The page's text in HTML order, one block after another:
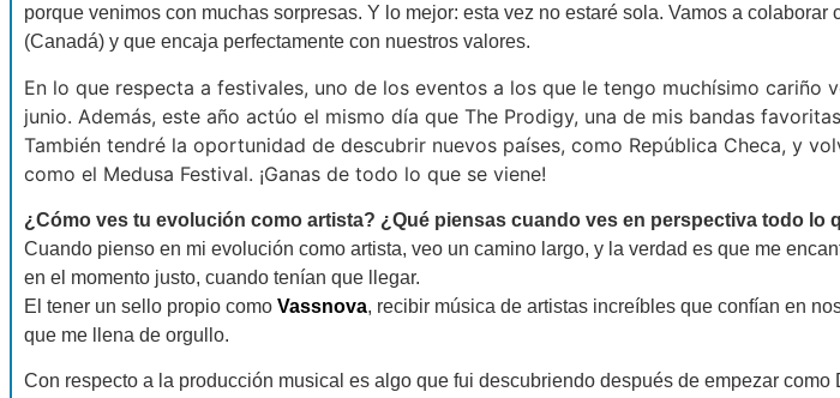
porque venimos con muchas sorpresas. Y lo mejor: esta vez no estaré sola. Vamos a
(Canadá) y que encaja perfectamente con nuestros valores.
En lo que respecta a festivales, uno de los eventos a los que le tengo muchísimo cariño
junio. Además, este año actúo el mismo día que The Prodigy, una de mis bandas
También tendré la oportunidad de descubrir nuevos países, como República Checa, y
como el Medusa Festival. ¡Ganas de todo lo que se viene!
¿Cómo ves tu evolución como artista? ¿Qué piensas cuando ves en perspectiva todo lo
Cuando pienso en mi evolución como artista, veo un camino largo, y la verdad es que me
en el momento justo, cuando tenían que llegar.
El tener un sello propio como Vassnova, recibir música de artistas increíbles que confían en
que me llena de orgullo.
Con respecto a la producción musical es algo que fui descubriendo después de empezar